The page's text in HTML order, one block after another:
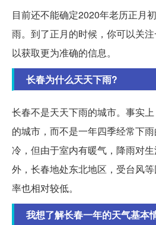
目前还不能确定2020年老历正月
雨。到了正月的时候，你可以关
以获取更为准确的信息。
长春为什么天天下雨?
长春不是天天下雨的城市。事实
的城市，而不是一年四季经常下
冷，但由于室内有暖气，降雨对
外，长春地处东北地区，受台风
率也相对较低。
我想了解长春一年的天气基本